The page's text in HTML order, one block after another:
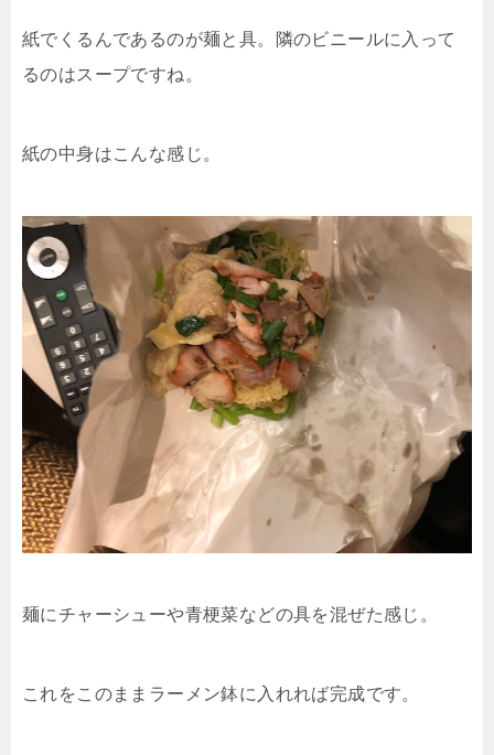
紙でくるんであるのが麺と具。隣のビニールに入って
るのはスープですね。
紙の中身はこんな感じ。
麺にチャーシューや青梗菜などの具を混ぜた感じ。
これをこのままラーメン鉢に入れれば完成です。